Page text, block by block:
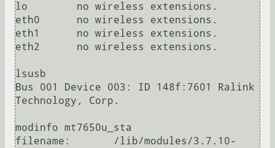
lo        no wireless extensions.
eth0      no wireless extensions.
eth1      no wireless extensions.
eth2      no wireless extensions.
lsusb
Bus 001 Device 003: ID 148f:7601 Ralink
Technology, Corp.
modinfo mt7650u_sta
filename:       /lib/modules/3.7.10-